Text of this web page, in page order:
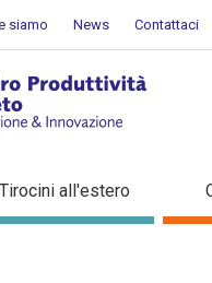
siamo News Contattaci
Tirocini all'estero